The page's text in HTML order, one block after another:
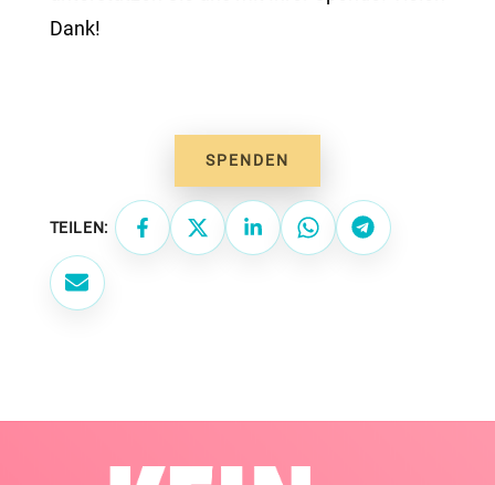
Dank!
SPENDEN
TEILEN: Facebook
X LinkedInWhatsAppTelegram
E-Mail